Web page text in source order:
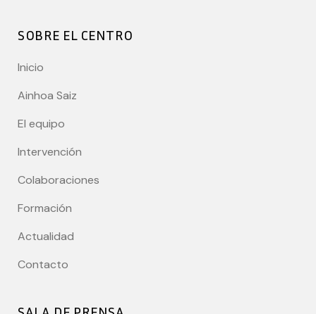
SOBRE EL CENTRO
Inicio
Ainhoa Saiz
El equipo
Intervención
Colaboraciones
Formación
Actualidad
Contacto